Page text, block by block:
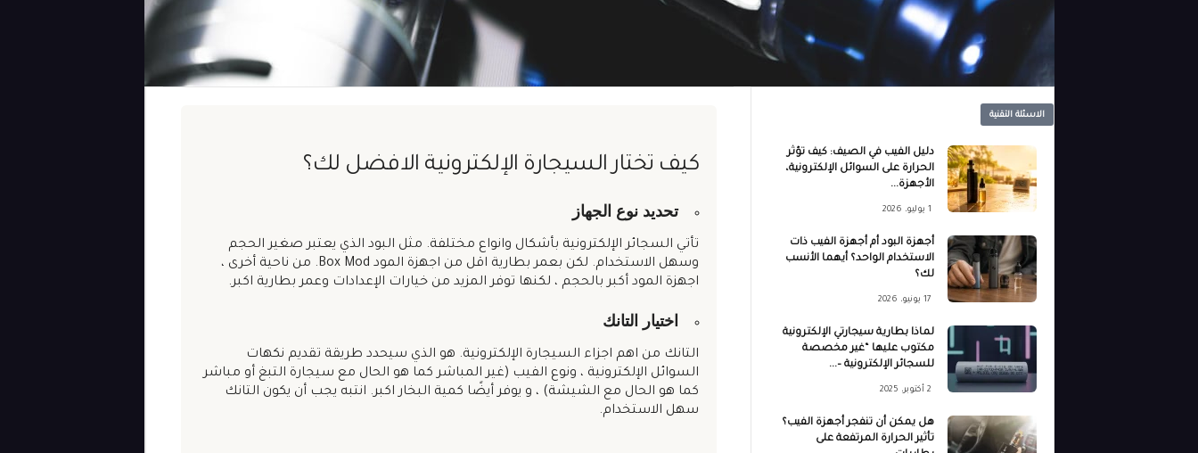
كيف تختار السيجارة الإلكترونية الافضل لك؟
تحديد نوع الجهاز
تأتي السجائر الإلكترونية بأشكال وانواع مختلفة. مثل البود الذي يعتبر صغير الحجم
وسهل الاستخدام. لكن بعمر بطارية اقل من اجهزة المود Box Mod. من ناحية أخرى ،
اجهزة المود أكبر بالحجم ، لكنها توفر المزيد من خيارات الإعدادات وعمر بطارية اكبر.
اختيار التانك
التانك من اهم اجزاء السيجارة الإلكترونية. هو الذي سيحدد طريقة تقديم نكهات
السوائل الإلكترونية ، ونوع الفيب (غير المباشر كما هو الحال مع سيجارة التبغ أو مباشر
كما هو الحال مع الشيشة) ، و يوفر أيضًا كمية البخار اكبر. انتبه يجب أن يكون التانك
سهل الاستخدام.
الاسئلة التقنية
دليل الفيب في الصيف: كيف تؤثر
الحرارة على السوائل الإلكترونية،
الأجهزة...
1 يوليو، 2026
أجهزة البود أم أجهزة الفيب ذات
الاستخدام الواحد؟ أيهما الأنسب
لك؟
17 يونيو، 2026
لماذا بطارية سيجارتي الإلكترونية
مكتوب عليها “غير مخصصة
للسجائر الإلكترونية –...
2 أكتوبر، 2025
هل يمكن أن تنفجر أجهزة الفيب؟
تأثير الحرارة المرتفعة على